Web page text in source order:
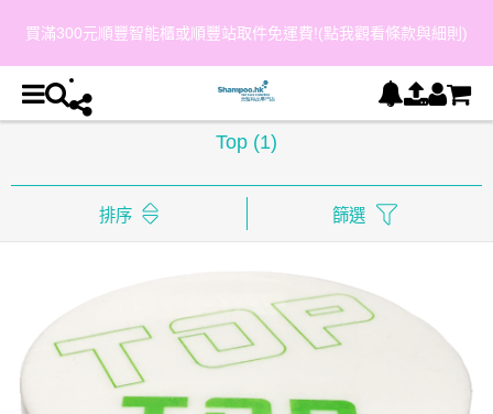
買滿300元順豐智能櫃或順豐站取件免運費!(點我觀看條款與細則)
Top (1)
排序 篩選